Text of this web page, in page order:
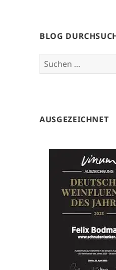
BLOG
Suchen
nach:
AUSGEZEICHNET